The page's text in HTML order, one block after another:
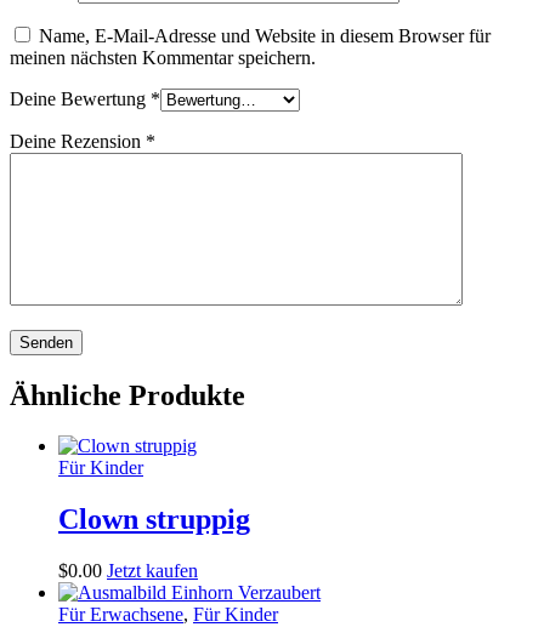
Name, E-Mail-Adresse und Website in diesem Browser für
meinen nächsten Kommentar speichern.
Deine Bewertung *
Deine Rezension *
Ähnliche Produkte
Für Kinder
Clown struppig
$0.00 Jetzt kaufen
Für Erwachsene, Für Kinder